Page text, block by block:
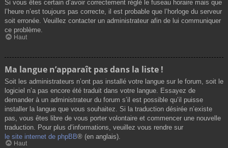
Si vous êtes certain d’avoir correctement réglé le fuseau horaire mais que
l’heure n’est toujours pas correcte, il est probable que l’horloge du serveur
soit erronée. Veuillez contacter un administrateur afin de lui communiquer
ce problème.
Haut
Ma langue n’apparaît pas dans la liste !
Soit les administrateurs n’ont pas installé votre langue sur le forum, soit le
logiciel n’a pas encore été traduit dans votre langue. Essayez de
demander à un administrateur du forum s’il est possible qu’il puisse
installer la langue que vous souhaitez. Si la traduction désirée n’existe
pas, vous êtes libre de vous porter volontaire et commencer une nouvelle
traduction. Pour plus d’informations, veuillez vous rendre sur
le site internet de phpBB® (en anglais).
Haut